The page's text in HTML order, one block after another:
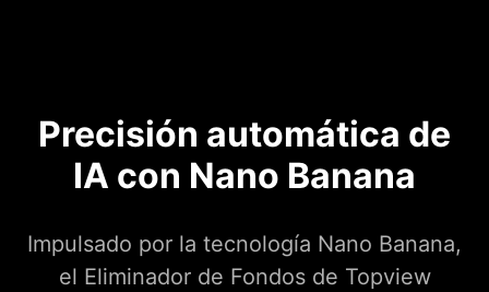
Precisión automática de
IA con Nano Banana
Impulsado por la tecnología Nano Banana,
el Eliminador de Fondos de Topview